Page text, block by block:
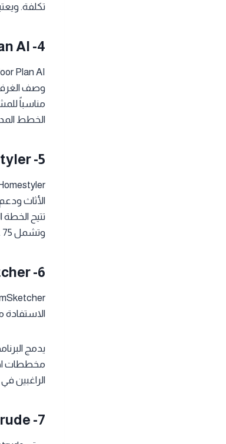
تكلفة.
AI -4
وصف الغرف
مناسباً
الخطط المدفوعة
-5
الأثاث
وتشمل 75 عرضاً بجودة 2K و4K بالإضافة إلى 180 رصيداً للذكاء الاصطناعي.
-6
الاستفادة
مخططات
الراغبين
-7